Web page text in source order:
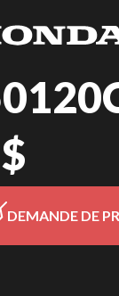
DEMANDE DE